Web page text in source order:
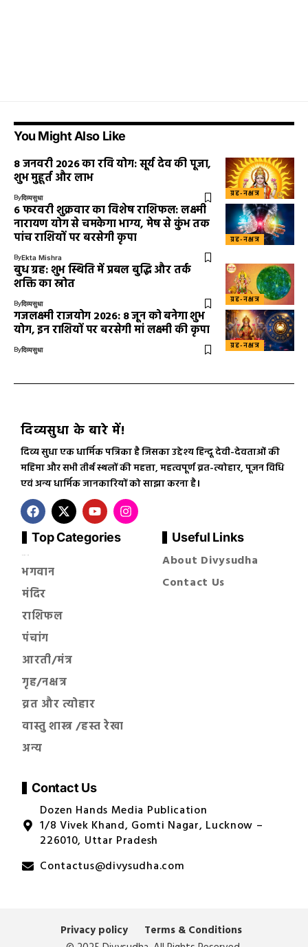
You Might Also Like
ग्रह-नक्षत्र
8 जनवरी 2026 का रवि योग: सूर्य देव की पूजा,
शुभ मुहूर्त और लाभ
Byदिव्यसुधा
ग्रह-नक्षत्र
6 फरवरी शुक्रवार का विशेष राशिफल: लक्ष्मी
नारायण योग से चमकेगा भाग्य, मेष से कुंभ तक
पांच राशियों पर बरसेगी कृपा
ByEkta Mishra
ग्रह-नक्षत्र
बुध ग्रह: शुभ स्थिति में प्रबल बुद्धि और तर्क
शक्ति का स्रोत
Byदिव्यसुधा
ग्रह-नक्षत्र
गजलक्ष्मी राजयोग 2026: 8 जून को बनेगा शुभ
योग, इन राशियों पर बरसेगी मां लक्ष्मी की कृपा
Byदिव्यसुधा
दिव्यसुधा के बारे में!
दिव्य सुधा एक धार्मिक पत्रिका है जिसका उद्देश्य हिन्दू देवी-देवताओं की
महिमा और सभी तीर्थ स्थलों की महत्ता, महत्वपूर्ण व्रत-त्योहार, पूजन विधि
एवं अन्य धार्मिक जानकारियों को साझा करना है।
Top Categories
भगवान
मंदिर
राशिफल
पंचांग
आरती/मंत्र
गृह/नक्षत्र
व्रत और त्योहार
वास्तु शास्त्र /हस्त रेखा
अन्य
Useful Links
About Divysudha
Contact Us
Contact Us
Dozen Hands Media Publication
1/8 Vivek Khand, Gomti Nagar, Lucknow –
226010, Uttar Pradesh
Contactus@divysudha.com
Privacy policy
Terms & Conditions